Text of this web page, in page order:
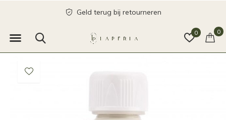
0 0
Geld terug bij retourneren